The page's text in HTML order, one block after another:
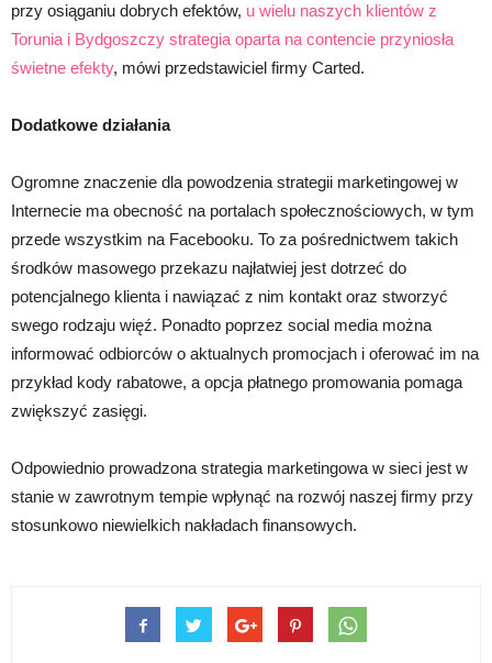
przy osiąganiu dobrych efektów, u wielu naszych klientów z
Torunia i Bydgoszczy strategia oparta na contencie przyniosła
świetne efekty, mówi przedstawiciel firmy Carted.
Dodatkowe działania
Ogromne znaczenie dla powodzenia strategii marketingowej w
Internecie ma obecność na portalach społecznościowych, w tym
przede wszystkim na Facebooku. To za pośrednictwem takich
środków masowego przekazu najłatwiej jest dotrzeć do
potencjalnego klienta i nawiązać z nim kontakt oraz stworzyć
swego rodzaju więź. Ponadto poprzez social media można
informować odbiorców o aktualnych promocjach i oferować im na
przykład kody rabatowe, a opcja płatnego promowania pomaga
zwiększyć zasięgi.
Odpowiednio prowadzona strategia marketingowa w sieci jest w
stanie w zawrotnym tempie wpłynąć na rozwój naszej firmy przy
stosunkowo niewielkich nakładach finansowych.